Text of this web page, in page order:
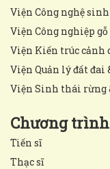
Viện Công nghệ
Viện Công nghiệp
Viện Kiến trúc cảnh
Viện Quản lý đất đai
Viện Sinh thái rừng
Chương trình
Tiến sĩ
Thạc sĩ